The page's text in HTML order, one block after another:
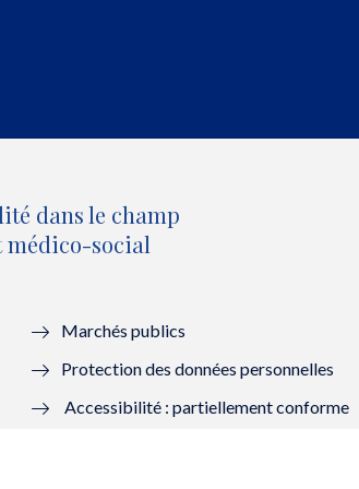
dans le champ
médico-social
Marchés publics
Protection des données personnelles
Accessibilité : partiellement conforme